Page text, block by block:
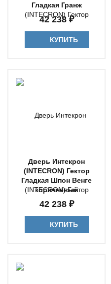
Гладкая Гранж
42 238 ₽
КУПИТЬ
Дверь Интекрон
(INTECRON) Гектор
Гладкая Шпон Венге
коричневый
42 238 ₽
КУПИТЬ